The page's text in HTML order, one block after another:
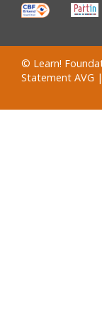
© Learn!
Statement AVG |